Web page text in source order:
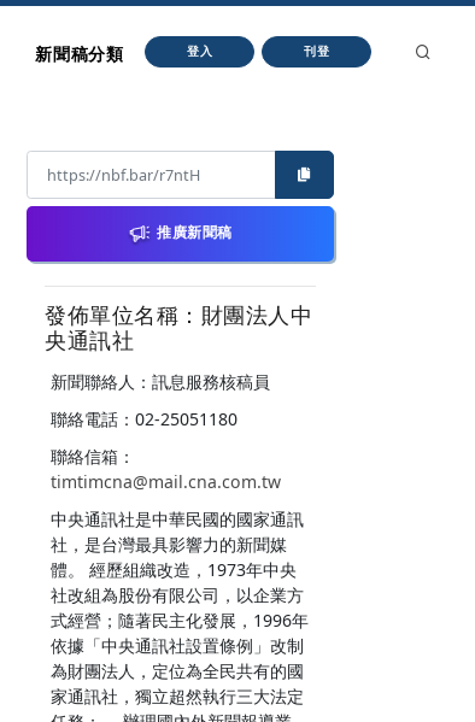
新聞稿分類 登入 刊登
推廣新聞稿
發佈單位名稱：財團法人中
央通訊社
新聞聯絡人：訊息服務核稿員
聯絡電話：02-25051180
聯絡信箱：
timtimcna@mail.cna.com.tw
中央通訊社是中華民國的國家通訊
社，是台灣最具影響力的新聞媒
體。 經歷組織改造，1973年中央
社改組為股份有限公司，以企業方
式經營；隨著民主化發展，1996年
依據「中央通訊社設置條例」改制
為財團法人，定位為全民共有的國
家通訊社，獨立超然執行三大法定